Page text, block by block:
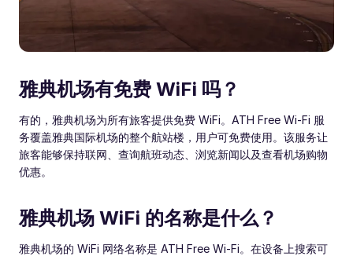
雅典机场有免费 WiFi 吗？
有的，雅典机场为所有旅客提供免费 WiFi。ATH Free Wi-Fi 服
务覆盖雅典国际机场的整个航站楼，用户可免费使用。该服务让
旅客能够保持联网、查询航班动态、浏览新闻以及查看机场购物
优惠。
雅典机场 WiFi 的名称是什么？
雅典机场的 WiFi 网络名称是 ATH Free Wi-Fi。在设备上搜索可